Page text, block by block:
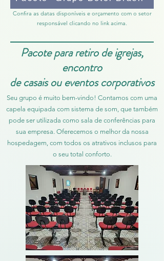
​​​​​​​​​​​​Confira as datas disponíveis e orçamento com o setor
responsável clicando no link acima.
Pacote para retiro de igrejas,
encontro
de casais ou eventos corporativos
Seu grupo é muito bem-vindo! Contamos com uma
capela equipada com sistema de som, que também
pode ser utilizada como sala de conferências para
sua empresa. Oferecemos o melhor da nossa
hospedagem, com todos os atrativos inclusos para
o seu total conforto.